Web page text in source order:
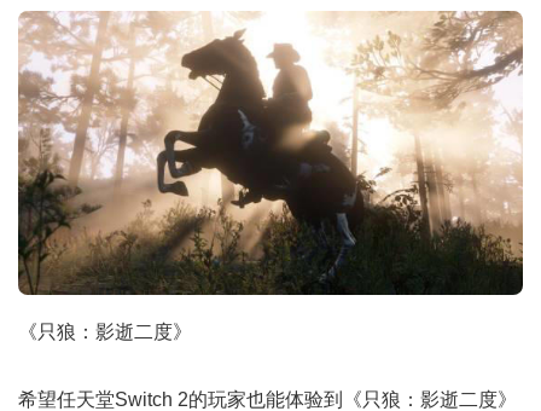
《只狼：影逝二度》
希望任天堂Switch 2的玩家也能体验到《只狼：影逝二度》